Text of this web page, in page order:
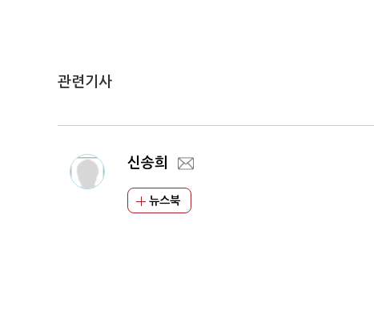
관련기사
신송희
뉴스북